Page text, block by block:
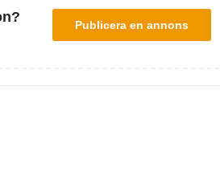
Publicera en annons